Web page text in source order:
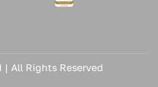
| All Rights Reserved